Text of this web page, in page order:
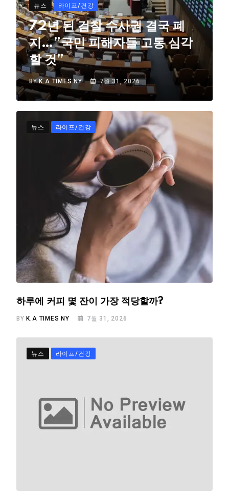
뉴스 라이프/건강
72년 된 검찰 수사권 결국 폐
지…”국민 피해자들 고통 심각
할 것”
BYK.A TIMES NY 7월 31, 2026
뉴스 라이프/건강
하루에 커피 몇 잔이 가장 적당할까?
BYK.A TIMES NY 7월 31, 2026
뉴스 라이프/건강